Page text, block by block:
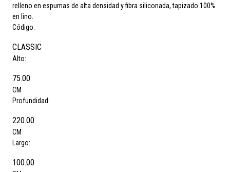
relleno en espumas de alta densidad y fibra siliconada, tapizado 100%
en lino.
Código:
CLASSIC
Alto:
75.00
CM
Profundidad:
220.00
CM
Largo:
100.00